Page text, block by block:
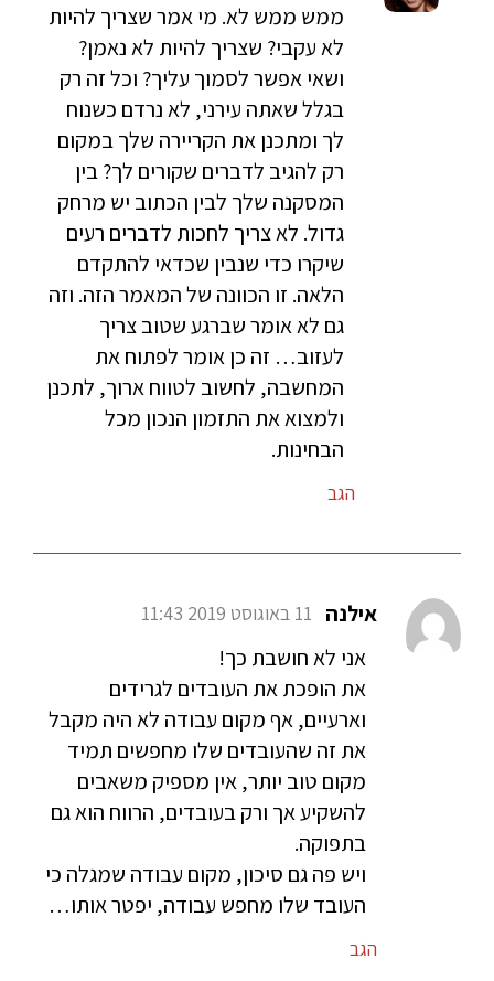
ממש ממש לא. מי אמר שצריך להיות
לא עקבי? שצריך להיות לא נאמן?
ושאי אפשר לסמוך עליך? וכל זה רק
בגלל שאתה עירני, לא נרדם כשנוח
לך ומתכנן את הקריירה שלך במקום
רק להגיב לדברים שקורים לך? בין
המסקנה שלך לבין הכתוב יש מרחק
גדול. לא צריך לחכות לדברים רעים
שיקרו כדי שנבין שכדאי להתקדם
הלאה. זו הכוונה של המאמר הזה. וזה
גם לא אומר שברגע שטוב צריך
לעזוב… זה כן אומר לפתוח את
המחשבה, לחשוב לטווח ארוך, לתכנן
ולמצוא את התזמון הנכון מכל
הבחינות.
הגב
אילנה 11 באוגוסט 2019 11:43
אני לא חושבת כך!
את הופכת את העובדים לגרידים
וארעיים, אף מקום עבודה לא היה מקבל
את זה שהעובדים שלו מחפשים תמיד
מקום טוב יותר, אין מספיק משאבים
להשקיע אך ורק בעובדים, הרווח הוא גם
בתפוקה.
ויש פה גם סיכון, מקום עבודה שמגלה כי
העובד שלו מחפש עבודה, יפטר אותו…
הגב